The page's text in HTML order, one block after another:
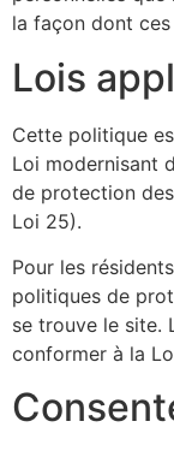
la façon dont
Lois
Cette politique
Loi modernisant
de protection
Loi 25).
Pour les
politiques de
se trouve le site.
conformer à la